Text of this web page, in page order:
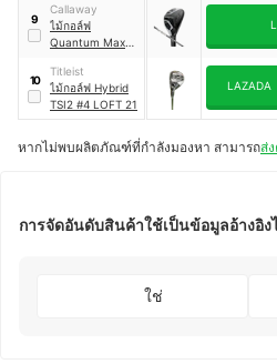
9
Callaway
ไม้กอล์ฟ
Quantum Max
10
Titleist
ไม้กอล์ฟ Hybrid
TSI2 #4 LOFT 21
LAZADA
หากไม่พบผลิตภัณฑ์ที่กำลังมองหา สามารถส่
การจัดอันดับสินค้าใช้เป็นข้อมูลอ้างอิง
ใช่